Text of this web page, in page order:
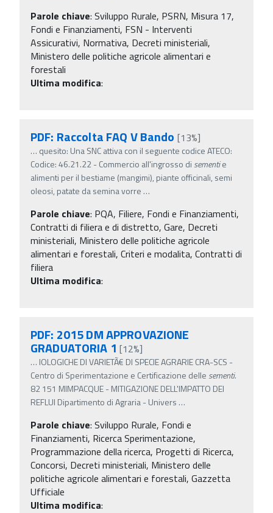
Parole chiave: Sviluppo Rurale, PSRN, Misura 17,
Fondi e Finanziamenti, FSN - Interventi
Assicurativi, Normativa, Decreti ministeriali,
Ministero delle politiche agricole alimentari e
forestali
Ultima modifica:
PDF: Raccolta FAQ V Bando [13%]
… quesito: Una SNC attiva con il seguente codice ATECO:
Codice: 46.21.22 - Commercio all'ingrosso di sementie
alimenti per il bestiame (mangimi), piante officinali, semi
oleosi, patate da semina vorre …
Parole chiave: PQA, Filiere, Fondi e Finanziamenti,
Contratti di filiera e di distretto, Gare, Decreti
ministeriali, Ministero delle politiche agricole
alimentari e forestali, Criteri e modalita, Contratti di
filiera
Ultima modifica:
PDF: 2015 DM APPROVAZIONE
GRADUATORIA 1 [12%]
… IOLOGICHE DI VARIETÃ€ DI SPECIE AGRARIE CRA-SCS -
Centro di Sperimentazione e Certificazione delle sementi.
82 151 MIMPACQUE - MITIGAZIONE DELL'IMPATTO DEI
REFLUI Dipartimento di Agraria - Univers …
Parole chiave: Sviluppo Rurale, Fondi e
Finanziamenti, Ricerca Sperimentazione,
Programmazione della ricerca, Progetti di Ricerca,
Concorsi, Decreti ministeriali, Ministero delle
politiche agricole alimentari e forestali, Gazzetta
Ufficiale
Ultima modifica: